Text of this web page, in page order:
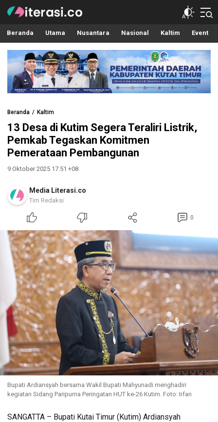
Literasi.co
Pilar Informasi
Beranda Utama Nusantara Nasional Kaltim Event
Beranda Kaltim
13 Desa di Kutim Segera Teraliri Listrik,
Pemkab Tegaskan Komitmen
Pemerataan Pembangunan
9 Oktober 2025 17:51 +08
Media Literasi.co
Tim Redaksi
0
Bupati Ardiansyah bersama Wakil Bupati Mahyunadi menghadiri
kegiatan Sidang Paripurna Peringatan HUT ke-26 Kutim. Foto: Irfan
SANGATTA – Bupati Kutai Timur (Kutim) Ardiansyah